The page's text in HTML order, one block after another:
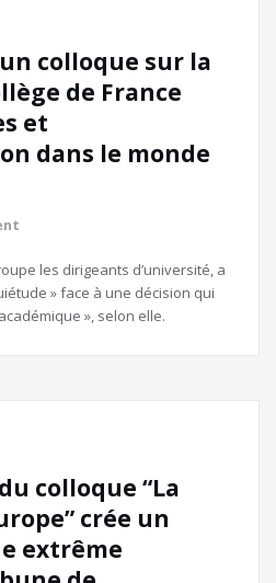
colloque sur la
de France
et
dans le monde
les dirigeants d’université, a
» face à une décision qui
», selon elle.
colloque “La
crée un
extrême